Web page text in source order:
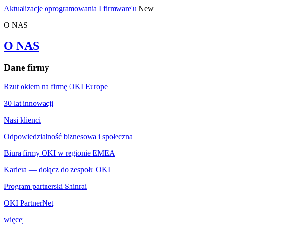
Aktualizacje oprogramowania I firmware'u New
O NAS
O NAS
Dane firmy
Rzut okiem na firmę OKI Europe
30 lat innowacji
Nasi klienci
Odpowiedzialność biznesowa i społeczna
Biura firmy OKI w regionie EMEA
Kariera — dołącz do zespołu OKI
Program partnerski Shinrai
OKI PartnerNet
więcej